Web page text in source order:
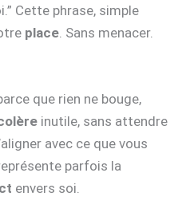
Cette phrase, simple
place . Sans menacer.
que rien ne bouge,
inutile, sans attendre
avec ce que vous
parfois la
envers soi.